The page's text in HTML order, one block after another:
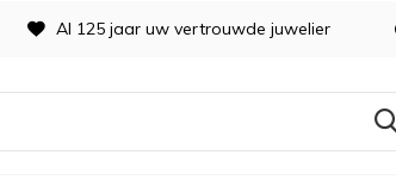
Al 125 jaar uw vertrouwde juwelier